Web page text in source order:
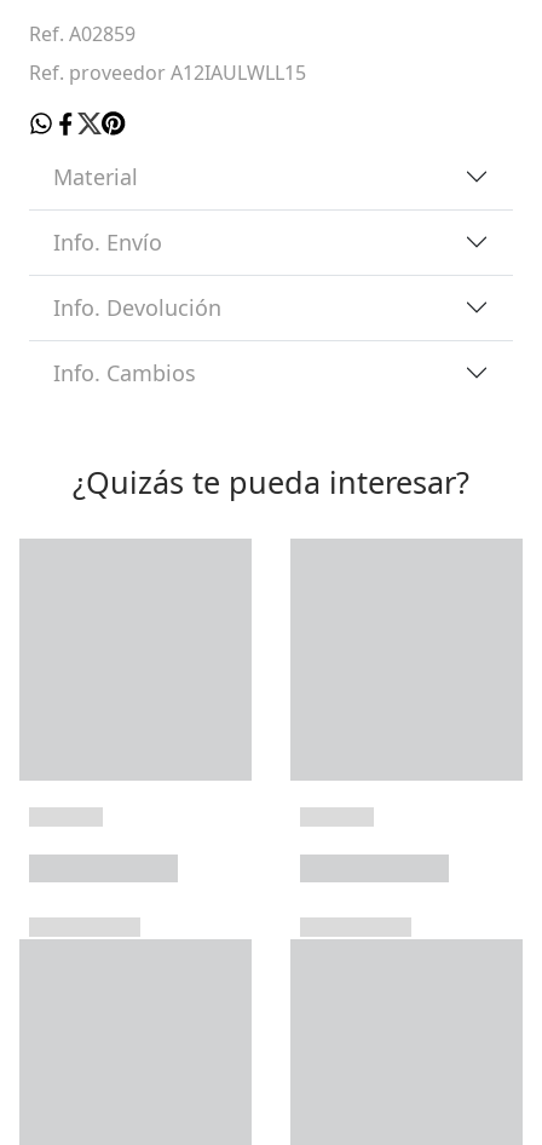
Ref. A02859
Ref. proveedor A12IAULWLL15
Material
Info. Envío
Info. Devolución
Info. Cambios
¿Quizás te pueda interesar?